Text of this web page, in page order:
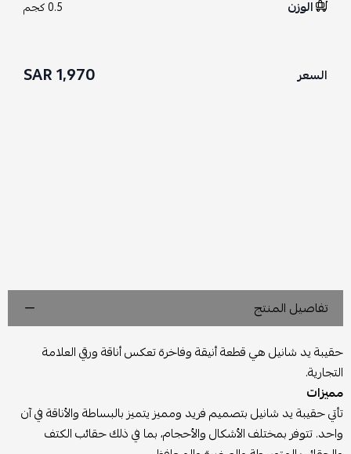
الوزن 0.5 كجم
السعر 1,970 SAR
تفاصيل المنتج
حقيبة يد شانيل هي قطعة أنيقة وفاخرة تعكس أناقة ورقي العلامة
التجارية.
مميزات
تأتي حقيبة يد شانيل بتصميم فريد ومميز يتميز بالبساطة والأناقة في آن
واحد. تتوفر بمختلف الأشكال والأحجام، بما في ذلك حقائب الكتف